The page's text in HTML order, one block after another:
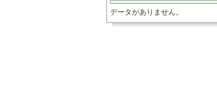
データがありません。